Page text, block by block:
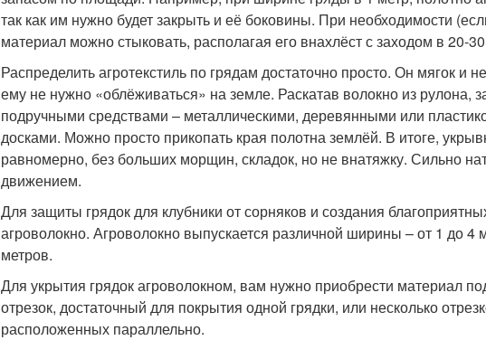
так как им нужно будет закрыть и её боковины. При необходимости
материал можно стыковать, располагая его внахлёст с заходом в 20-
Распределить агротекстиль по грядам достаточно просто. Он мягок и
ему не нужно «облёживаться» на земле. Раскатав волокно из
подручными средствами – металлическими, деревянными или
досками. Можно просто прикопать края полотна землёй. В итоге,
равномерно, без больших морщин, складок, но не внатяжку. Сильно
движением.
Для защиты грядок для клубники от сорняков и создания
агроволокно. Агроволокно выпускается различной ширины – от 1 до 4
метров.
Для укрытия грядок агроволокном, вам нужно приобрести материал
отрезок, достаточный для покрытия одной грядки, или несколько
расположенных параллельно.